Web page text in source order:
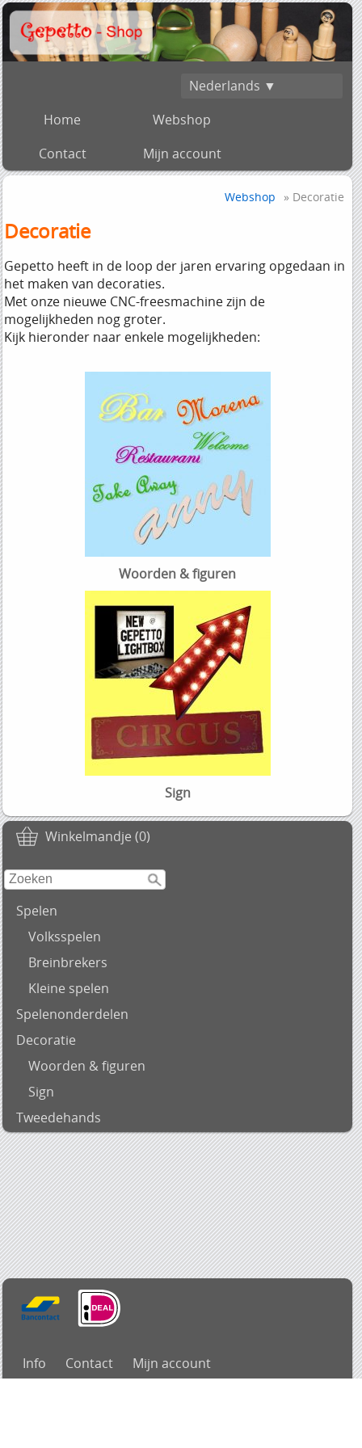
Nederlands ▼
Home
Webshop
Contact
Mijn account
Winkelmandje (0)
Spelen
Volksspelen
Breinbrekers
Kleine spelen
Spelenonderdelen
Decoratie
Woorden & figuren
Sign
Tweedehands
Webshop » Decoratie
Decoratie
Gepetto heeft in de loop der jaren ervaring opgedaan in
het maken van decoraties.
Met onze nieuwe CNC-freesmachine zijn de
mogelijkheden nog groter.
Kijk hieronder naar enkele mogelijkheden:
Woorden & figuren
Sign
Info Contact
Mijn account